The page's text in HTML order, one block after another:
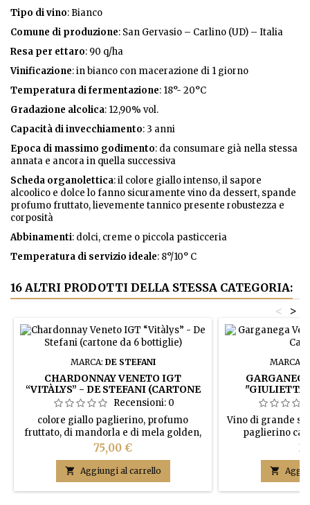
Tipo di vino: Bianco
Comune di produzione: San Gervasio – Carlino (UD) – Italia
Resa per ettaro: 90 q/ha
Vinificazione: in bianco con macerazione di 1 giorno
Temperatura di fermentazione: 18°- 20°C
Gradazione alcolica: 12,90% vol.
Capacità di invecchiamento: 3 anni
Epoca di massimo godimento: da consumare già nella stessa
annata e ancora in quella successiva
Scheda organolettica: il colore giallo intenso, il sapore
alcoolico e dolce lo fanno sicuramente vino da dessert, spande
profumo fruttato, lievemente tannico presente robustezza e
corposità
Abbinamenti: dolci, creme o piccola pasticceria
Temperatura di servizio ideale: 8°/10° C
16 ALTRI PRODOTTI DELLA STESSA CATEGORIA:
>
<
MARCA: DE STEFANI
CHARDONNAY VENETO IGT
“VITÀLYS” - DE STEFANI (CARTONE
DA 6 BOTTIGLIE)
Recensioni: 0
colore giallo paglierino, profumo
fruttato, di mandorla e di mela golden,
gusto delicato, di buon corpo,
persistente.
Prezzo
75,00 €
 Aggiungi al carrello
MARCA:
Vino di grande
paglierino
intenso, al naso
di mela
mandorla,
amarognolo.
provenienti da
